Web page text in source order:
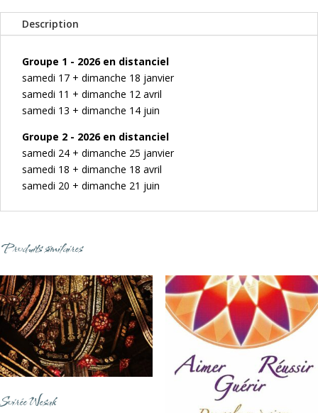
Description
Groupe 1 - 2026 en distanciel
samedi 17 + dimanche 18 janvier
samedi 11 + dimanche 12 avril
samedi 13 + dimanche 14 juin
Groupe 2 - 2026 en distanciel
samedi 24 + dimanche 25 janvier
samedi 18 + dimanche 18 avril
samedi 20 + dimanche 21 juin
Produits similaires
Soirée Wesak